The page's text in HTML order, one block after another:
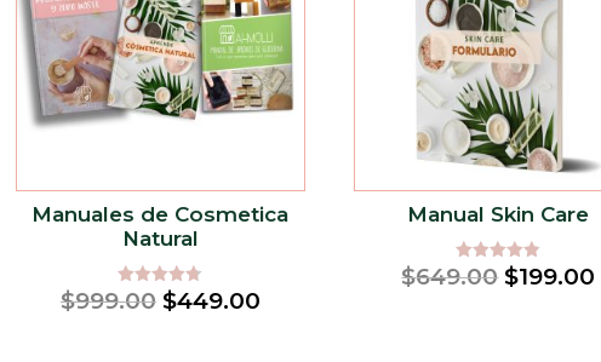
Manuales de Cosmetica
Natural
Rated
4.67
$999.00 Original
$449.00Current
Manual Skin Care
Rated
4.84
$649.00Original
$199.00